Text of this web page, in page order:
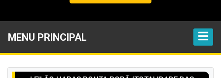
MENU PRINCIPAL